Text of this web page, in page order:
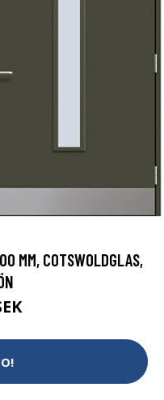
MM, COTSWOLDGLAS,